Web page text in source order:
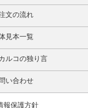
文の流れ
見本一覧
ルコの独り言
い合わせ
報保護方針